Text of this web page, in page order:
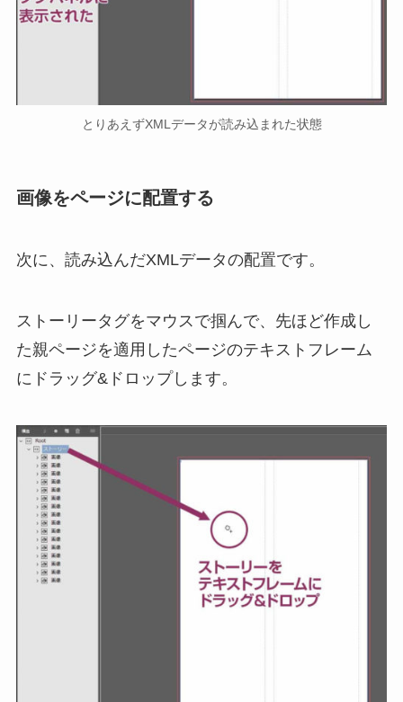
とりあえずXMLデータが読み込まれた状態
画像をページに配置する
次に、読み込んだXMLデータの配置です。
ストーリータグをマウスで掴んで、先ほど作成し
た親ページを適用したページのテキストフレーム
にドラッグ&ドロップします。